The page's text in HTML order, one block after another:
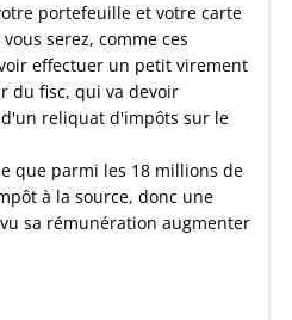
portefeuille et votre carte
serez, comme ces
effectuer un petit virement
du fisc, qui va devoir
reliquat d'impôts sur le
que parmi les 18 millions de
à la source, donc une
sa rémunération augmenter